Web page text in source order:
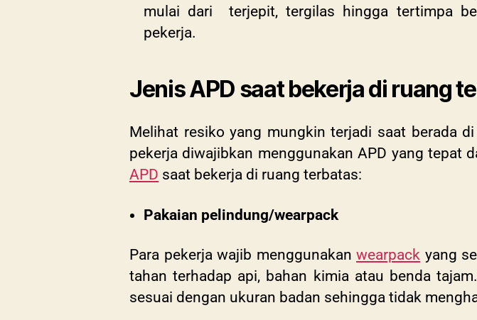
mulai dari terjepit, tergilas hingga tertimpa
pekerja.
Jenis APD saat bekerja di ruang
Melihat resiko yang mungkin terjadi saat berada
pekerja diwajibkan menggunakan APD yang tepat
APD saat bekerja di ruang terbatas:
Pakaian pelindung/wearpack
Para pekerja wajib menggunakan wearpack yang
tahan terhadap api, bahan kimia atau benda
sesuai dengan ukuran badan sehingga tidak